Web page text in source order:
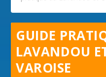
GUIDE
LAVANDOU
VAROISE